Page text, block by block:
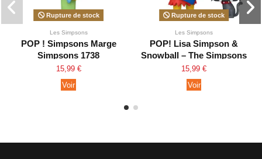
Rupture de stock
Les Simpsons
POP ! Simpsons Marge
Simpsons 1738
15,99 €
Voir
Rupture de stock
Les Simpsons
POP! Lisa Simpson &
Snowball – The Simpsons
1740
15,99 €
Voir